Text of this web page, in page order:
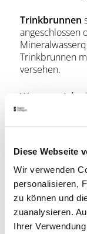
Diese Webseite
Wir verwenden
personalisieren,
zu können und
zuanalysieren.
Ihrer
Trinkbrunnen
angeschlossen
Trinkbrunnen
versehen.
Wasserspiele
eine
geeignet.
Lage &
Garten-,
Kilianstraße 16
70327 Stuttgart